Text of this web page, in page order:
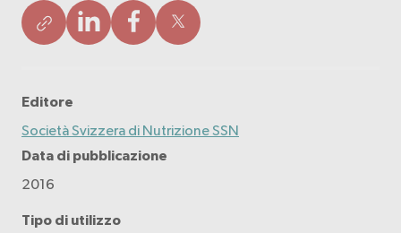
Editore
Società Svizzera di Nutrizione SSN
Data di pubblicazione
2016
Tipo di utilizzo